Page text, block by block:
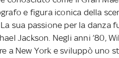
e figura iconica della
sua passione per la danza
Jackson. Negli anni ’80,
a New York e sviluppò uno